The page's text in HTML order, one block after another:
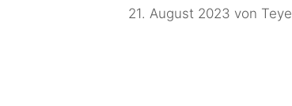
21. August 2023 von Teye